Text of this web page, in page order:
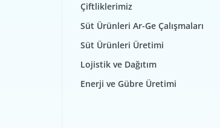
Çiftliklerimiz
Süt Ürünleri Ar-Ge Çalışmaları
Süt Ürünleri Üretimi
Lojistik ve Dağıtım
Enerji ve Gübre Üretimi